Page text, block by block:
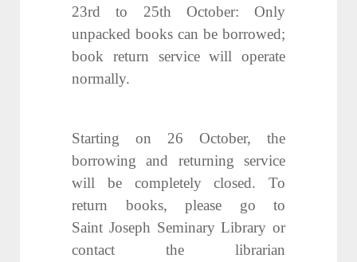
23rd to 25th October: Only
unpacked books can be borrowed;
book return service will operate
normally.
Starting on 26 October, the
borrowing and returning service
will be completely closed. To
return books, please go to
Saint Joseph Seminary Library or
contact the librarian